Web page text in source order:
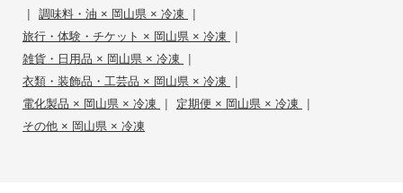
| 調味料・油 × 岡山県 × 冷凍 |
旅行・体験・チケット × 岡山県 × 冷凍 |
雑貨・日用品 × 岡山県 × 冷凍 |
衣類・装飾品・工芸品 × 岡山県 × 冷凍 |
電化製品 × 岡山県 × 冷凍 | 定期便 × 岡山県 × 冷凍 |
その他 × 岡山県 × 冷凍